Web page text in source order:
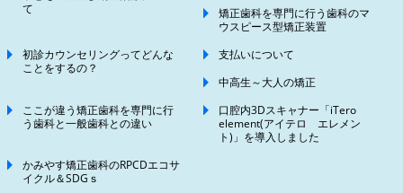
て
矯正歯科を専門に行う歯科のマ
ウスピース型矯正装置
初診カウンセリングってどんな
ことをするの？
支払いについて
中高生～大人の矯正
ここが違う矯正歯科を専門に行
う歯科と一般歯科との違い
口腔内3Dスキャナー「iTero
element(アイテロ エレメン
ト)」を導入しました
かみやす矯正歯科のRPCDエコサ
イクル＆SDGｓ